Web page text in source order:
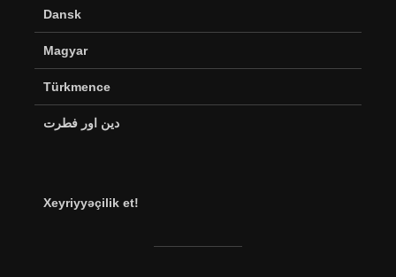
Dansk
Magyar
Türkmence
دین اور فطرت
Xeyriyyəçilik et!